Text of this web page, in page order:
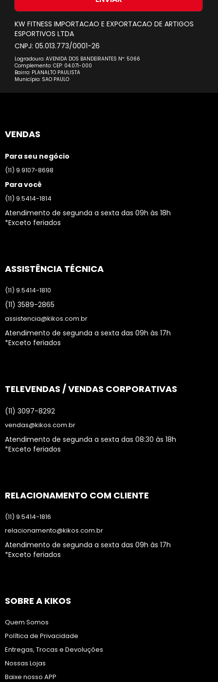
Newsletter:
KW FITNESS IMPORTACAO E EXPORTACAO DE ARTIGOS
ESPORTIVOS LTDA
CNPJ: 05.013.773/0001-26
Logradouro: AVENIDA DOS BANDEIRANTES Nº: 5066
Complemento: CEP: 04.071-000
Bairro: PLANALTO PAULISTA
Município: SAO PAULO
VENDAS
Para seu negócio
(11) 9.9107-8698
Para você
(11) 9.5414-1814
Atendimento de segunda a sexta das 09h às 18h
*Exceto feriados
ASSISTÊNCIA TÉCNICA
(11) 9.5414-1810
(11) 3589-2865
assistencia@kikos.com.br
Atendimento de segunda a sexta das 09h às 17h
*Exceto feriados
TELEVENDAS / VENDAS CORPORATIVAS
(11) 3097-8292
vendas@kikos.com.br
Atendimento de segunda a sexta das 08:30 às 18h
*Exceto feriados
RELACIONAMENTO COM CLIENTE
(11) 9.5414-1816
relacionamento@kikos.com.br
Atendimento de segunda a sexta das 09h às 17h
*Exceto feriados
SOBRE A KIKOS
Quem Somos
Política de Privacidade
Entregas, Trocas e Devoluções
Nossas Lojas
Baixe nosso APP